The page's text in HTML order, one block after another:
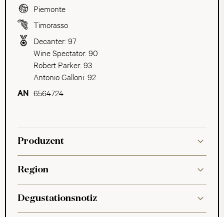
Piemonte
Timorasso
Decanter: 97
Wine Spectator: 90
Robert Parker: 93
Antonio Galloni: 92
6564724
Produzent
Region
Degustationsnotiz